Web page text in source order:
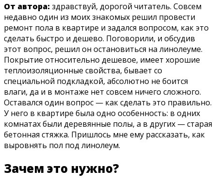
От автора: здравствуй, дорогой читатель. Совсем
недавно один из моих знакомых решил провести
ремонт пола в квартире и задался вопросом, как это
сделать быстро и дешево. Поговорили, и обсудив
этот вопрос, решил он остановиться на линолеуме.
Покрытие относительно дешевое, имеет хорошие
теплоизоляционные свойства, бывает со
специальной подкладкой, абсолютно не боится
влаги, да и в монтаже нет совсем ничего сложного.
Оставался один вопрос — как сделать это правильно.
У него в квартире была одно особенность: в одних
комнатах были деревянные полы, а в других — старая
бетонная стяжка. Пришлось мне ему рассказать, как
выровнять пол под линолеум.
Зачем это нужно?